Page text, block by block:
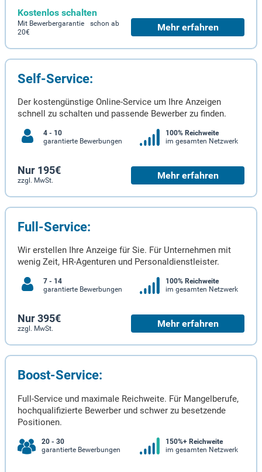
Kostenlos schalten
Mit Bewerbergarantie schon ab
20€
Mehr erfahren
Self-Service:
Der kostengünstige Online-Service um Ihre Anzeigen
schnell zu schalten und passende Bewerber zu finden.
4 - 10
garantierte Bewerbungen
100% Reichweite
im gesamten Netzwerk
Nur 195€
zzgl. MwSt. Mehr erfahren
Full-Service:
Wir erstellen Ihre Anzeige für Sie. Für Unternehmen mit
wenig Zeit, HR-Agenturen und Personaldienstleister.
7 - 14
garantierte Bewerbungen
100% Reichweite
im gesamten Netzwerk
Nur 395€
zzgl. MwSt. Mehr erfahren
Boost-Service:
Full-Service und maximale Reichweite. Für Mangelberufe,
hochqualifizierte Bewerber und schwer zu besetzende
Positionen.
20 - 30
garantierte Bewerbungen
150%+ Reichweite
im gesamten Netzwerk